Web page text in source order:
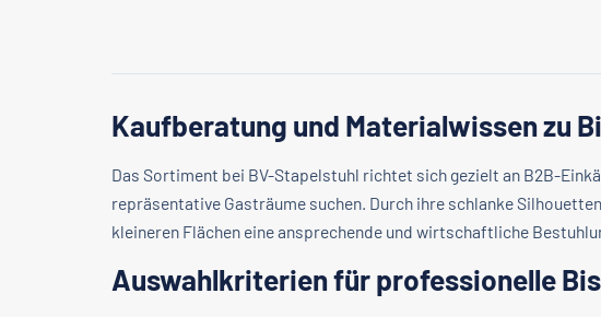
Kaufberatung und Materialwissen zu
Das Sortiment bei BV-Stapelstuhl richtet sich gezielt an B2B-
repräsentative Gasträume suchen. Durch ihre schlanke
kleineren Flächen eine ansprechende und wirtschaftliche
Auswahlkriterien für professionelle